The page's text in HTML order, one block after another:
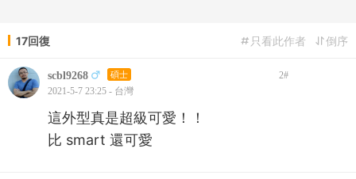
17回復 倒序
只看此作者
scbl9268 碩士 2#
2021-5-7 23:25 - 台灣
這外型真是超級可愛！！
比 smart 還可愛